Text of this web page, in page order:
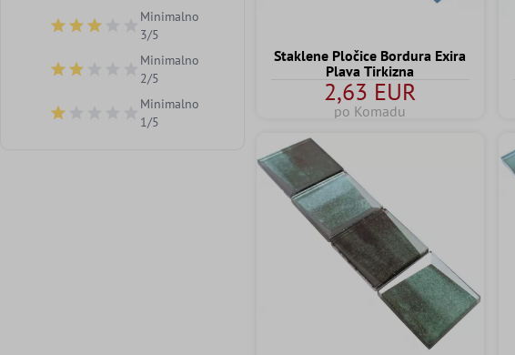
Dodaj filtar: Minimalna ocjena 3 od 5 zvjezdica
Minimalno
3/5
Dodaj filtar: Minimalna ocjena 2 od 5 zvjezdica
Minimalno
2/5
Dodaj filtar: Minimalna ocjena 1 od 5 zvjezdica
Minimalno
1/5
Staklene Pločice Bordura Exira
Plava Tirkizna
2,63 EUR
po Komadu